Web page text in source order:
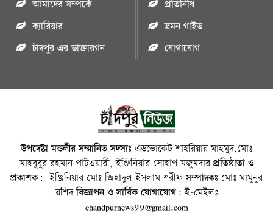
আমাদের সম্পর্কে
ক্যারিয়ার
চাঁদপুর এর ডাক্তারগন
প্রতিনিধি
ভ্রমন গাইড
যোগাযোগ
উপদেষ্টা মন্ডলীর সম্মানিত সদস্যঃ এডভোকেট শাহরিয়ার মাহমুদ,মোঃ
মাহবুবুর রহমান পাটওয়ারী, ইঞ্জিনিয়ার সোহাগ মজুমদারপ্রতিষ্ঠাতা ও
প্রকাশক: ইঞ্জিনিয়ার মোঃ জিহাদুল ইসলাম শরীফসম্পাদকঃ মোঃ মামুনুর
রশিদবিজ্ঞাপন ও সার্বিক যোগাযোগ: ই-মেইলঃ
chandpurnews99@gmail.com